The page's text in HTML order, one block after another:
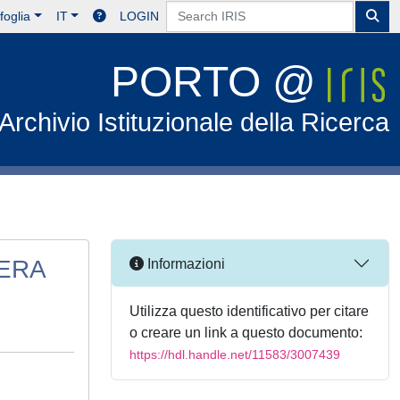
IT LOGIN
PORTO @
Istituzionale della Ricerca
Informazioni
Utilizza questo identificativo per citare
o creare un link a questo documento:
https://hdl.handle.net/11583/3007439